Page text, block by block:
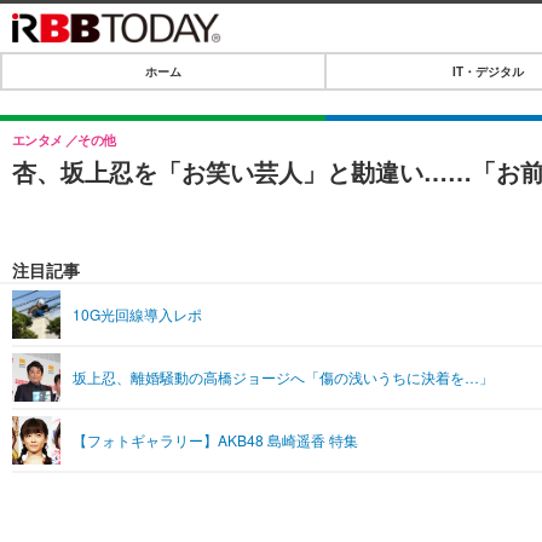
IT・デジタル
IT・デジタルTOP
SPEED TEST
音楽
ライフ
ペット
リリース一覧
プッシュ通知の停止方法
ホーム IT・デジタル
杏、坂上忍を「お笑い芸人」と勘違い……「お
エンタメ その他
注目記事
10G光回線導入レポ
坂上忍、離婚騒動の高橋ジョージへ「傷の浅いうちに決着を…」
【フォトギャラリー】AKB48 島崎遥香 特集